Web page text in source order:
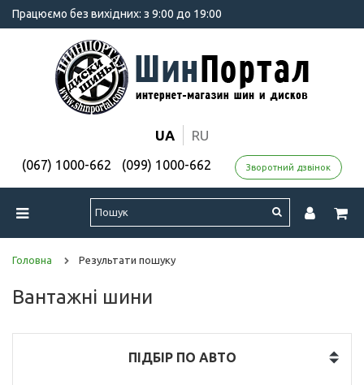
Працюємо без вихідних: з 9:00 до 19:00
UA RU
(067) 1000-662 (099) 1000-662 Зворотний дзвінок
Головна Результати пошуку
Вантажні шини
ПІДБІР ПО АВТО